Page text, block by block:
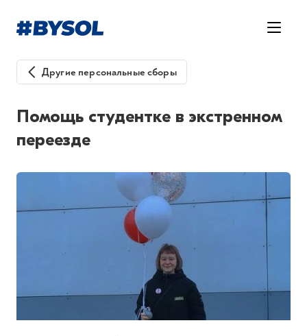
Другие персональные сборы
Помощь студентке в экстренном
переезде